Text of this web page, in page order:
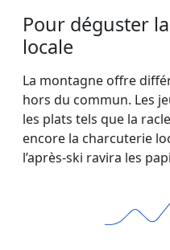
Pour déguster
locale
La montagne offre
hors du commun. Les
les plats tels que la
encore la charcuterie
l’après-ski ravira les